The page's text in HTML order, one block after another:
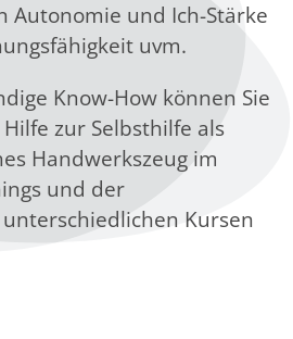
Autonomie und Ich-Stärke
uvm.
Know-How können Sie
zur Selbsthilfe als
Handwerkszeug im
und der
Kursen